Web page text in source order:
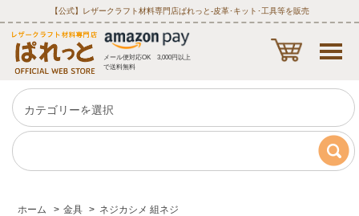
【公式】レザークラフト材料専門店ぱれっと‐皮革･キット･工具等を販売
メール便対応OK 3,000円以上
で送料無料
ホーム > 金具 > ネジカシメ 組ネジ